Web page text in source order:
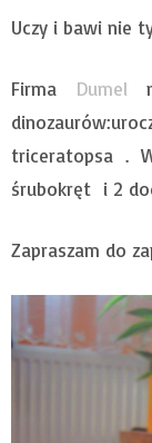
Uczy i bawi nie
Firma Dumel
triceratopsa .
śrubokręt i 2
Zapraszam do